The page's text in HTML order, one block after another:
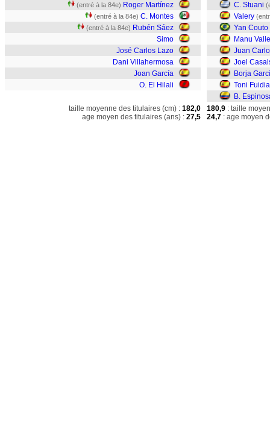
(entré à la 84e) Roger Martínez
(entré à la 84e) C. Montes
(entré à la 84e) Rubén Sáez
Simo
José Carlos Lazo
Dani Villahermosa
Joan García
O. El Hilali
C. Stuani
Valery
Yan Couto
Manu
Juan
Joel
Borja
Toni
B.
taille moyenne des titulaires (cm) : 182,0
age moyen des titulaires (ans) : 27,5
180,9 : taille
24,7 : age moyen